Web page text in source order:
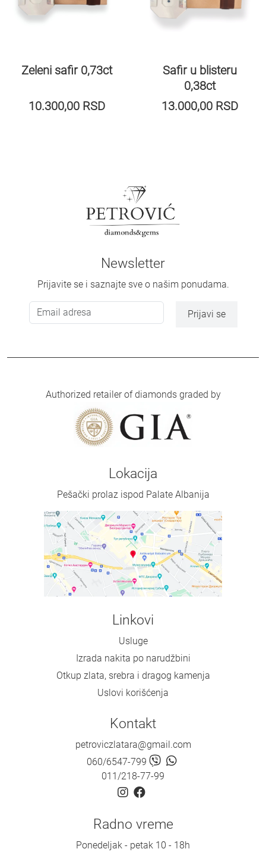
Zeleni safir 0,73ct
10.300,00 RSD
Safir u blisteru
0,38ct
13.000,00 RSD
Newsletter
Prijavite se i saznajte sve o našim ponudama.
Prijavi se
Authorized retailer of diamonds graded by
Lokacija
Pešački prolaz ispod Palate Albanija
Linkovi
Usluge
Izrada nakita po narudžbini
Otkup zlata, srebra i dragog kamenja
Uslovi korišćenja
Kontakt
petroviczlatara@gmail.com
060/6547-799
011/218-77-99
Radno vreme
Ponedeljak - petak 10 - 18h